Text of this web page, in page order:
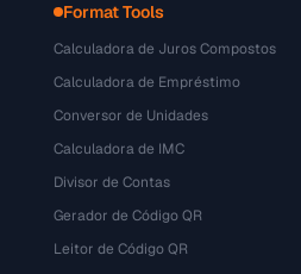
Format Tools
Calculadora de Juros Compostos
Calculadora de Empréstimo
Conversor de Unidades
Calculadora de IMC
Divisor de Contas
Gerador de Código QR
Leitor de Código QR